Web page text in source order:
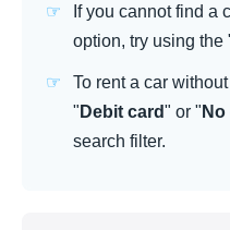
If you cannot find a
option, try using the
To rent a car
" Debit card" or "
search filter.